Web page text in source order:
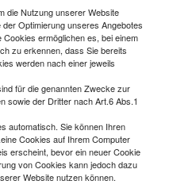
die Nutzung unserer Website
Optimierung unseres Angebotes
ermöglichen es, bei einem
zu erkennen, dass Sie bereits
werden nach einer jeweils
für die genannten Zwecke zur
sowie der Dritter nach Art.6 Abs.1
automatisch. Sie können Ihren
Cookies auf Ihrem Computer
erscheint, bevor ein neuer Cookie
von Cookies kann jedoch dazu
Website nutzen können.